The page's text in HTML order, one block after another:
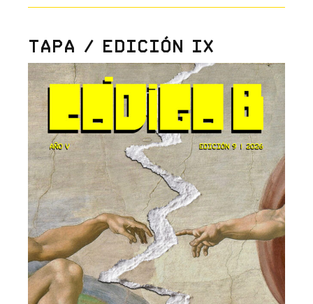
Tapa / Edición IX